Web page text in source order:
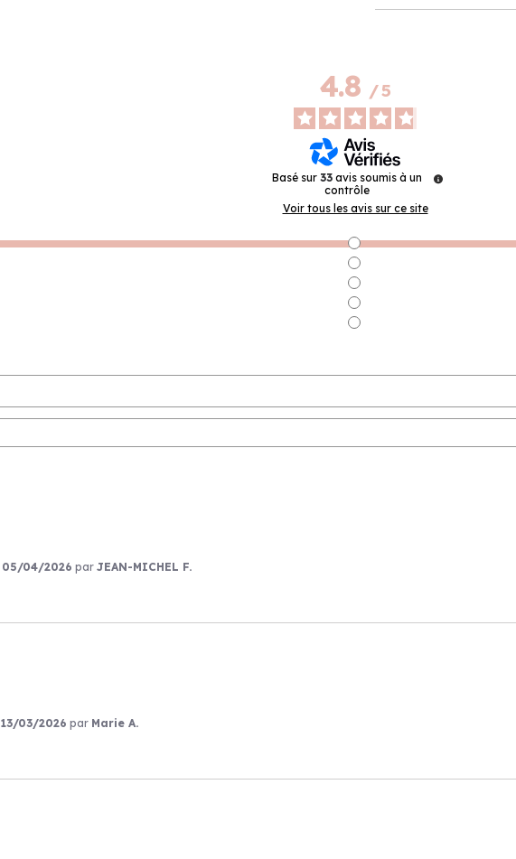
4.8/5
Basé sur 33 avis soumis à un
contrôle
Voir tous les avis sur ce site
05/04/2026 par JEAN-MICHEL F.
13/03/2026 par Marie A.